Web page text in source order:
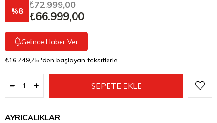
8
₺72.999,00
₺66.999,00
Gelince Haber Ver
₺16.749,75 'den başlayan taksitlerle
AYRICALIKLAR